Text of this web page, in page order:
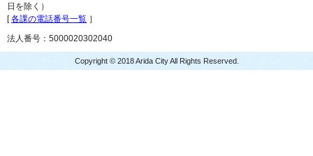
日を除く）
[各課の電話番号一覧 ］
法人番号：5000020302040
Copyright © 2018 Arida City All Rights Reserved.